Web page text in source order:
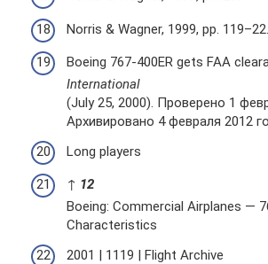
Norris & Wagner, 1999, pp. 119–22.
Boeing 767-400ER gets FAA
International
(July 25, 2000). Проверено 1
Архивировано 4 февраля 2012
Long players
↑ 12
Boeing: Commercial Airplanes —
Characteristics
2001 | 1119 | Flight Archive